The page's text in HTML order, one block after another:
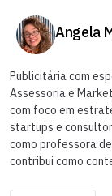
Angela
Publicitária com
Assessoria e
com foco em
startups e
como professora
contribui como